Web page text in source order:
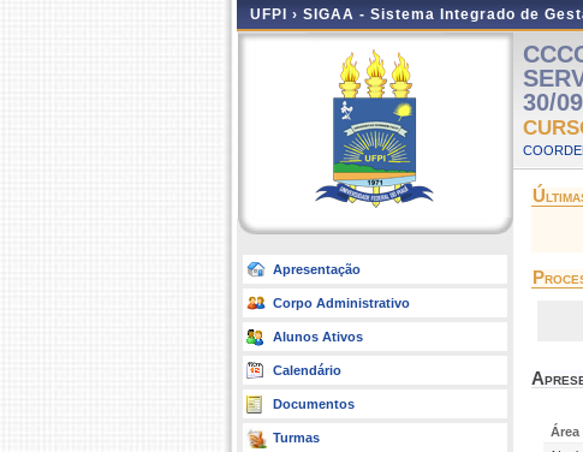
UFPI › SIGAA - Sistema Integrado de
Apresentação
Corpo Administrativo
Alunos Ativos
Calendário
Documentos
Turmas
30/
Área